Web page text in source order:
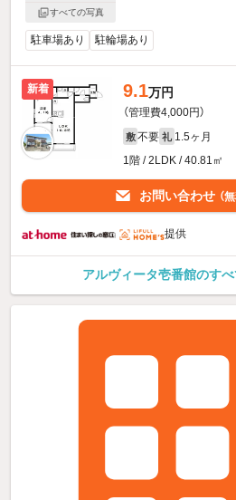
すべての写真
駐車場あり 駐輪場あり
新着 9.1万円
（管理費4,000円）
敷 不要 礼 1.5ヶ月
1階 / 2LDK / 40.81㎡
お問い合わせ （
提供
アルヴィータ壱番館のす